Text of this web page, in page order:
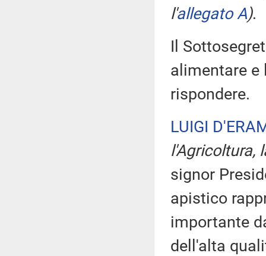
l'allegato A).
Il
alimentare e
rispondere.
LUIGI
l'Agricoltura,
signor
apistico
importante
dell'alta